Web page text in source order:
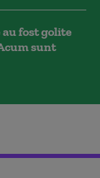
fost golite
sunt